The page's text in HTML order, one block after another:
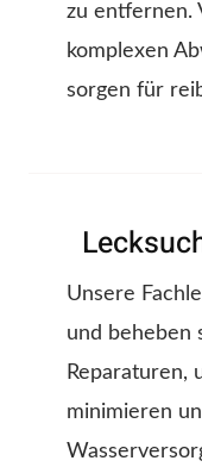
zu entfernen.
komplexen
sorgen für
Unsere
und beheben
Reparaturen,
minimieren